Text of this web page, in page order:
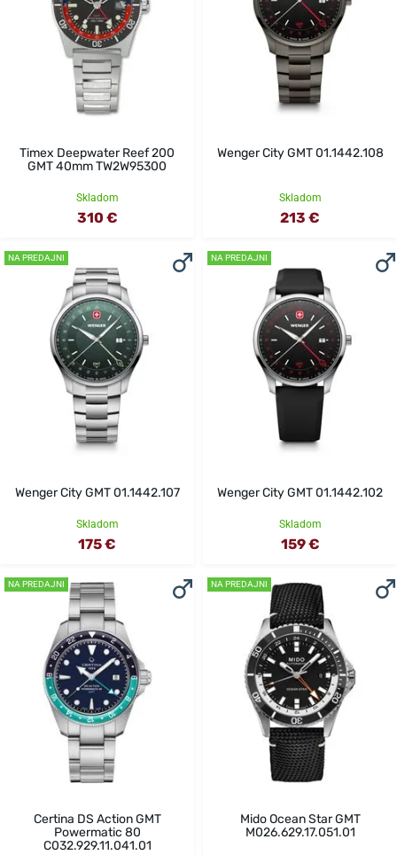
Timex Deepwater Reef 200
GMT 40mm TW2W95300
Skladom
310 €
Wenger City GMT 01.1442.108
Skladom
213 €
NA PREDAJNI
Wenger City GMT 01.1442.107
Skladom
175 €
NA PREDAJNI
Wenger City GMT 01.1442.102
Skladom
159 €
NA PREDAJNI
Certina DS Action GMT
Powermatic 80
C032.929.11.041.01
NA PREDAJNI
Mido Ocean Star GMT
M026.629.17.051.01